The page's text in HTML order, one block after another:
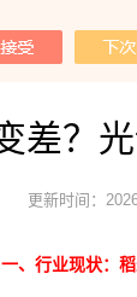
差？
更新时间：
一、行业现状：